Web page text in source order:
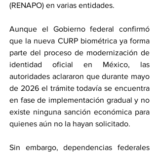
(RENAPO) en varias entidades.
Aunque el Gobierno federal confirmó
que la nueva CURP biométrica ya forma
parte del proceso de modernización de
identidad oficial en México, las
autoridades aclararon que durante mayo
de 2026 el trámite todavía se encuentra
en fase de implementación gradual y no
existe ninguna sanción económica para
quienes aún no la hayan solicitado.
Sin embargo, dependencias federales